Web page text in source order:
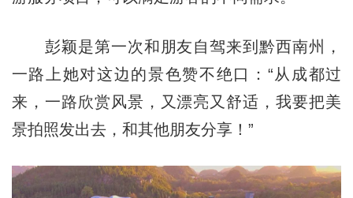
彭颖是第一次和朋友自驾来到黔西南州，
一路上她对这边的景色赞不绝口：“从成都过
来，一路欣赏风景，又漂亮又舒适，我要把美
景拍照发出去，和其他朋友分享！”